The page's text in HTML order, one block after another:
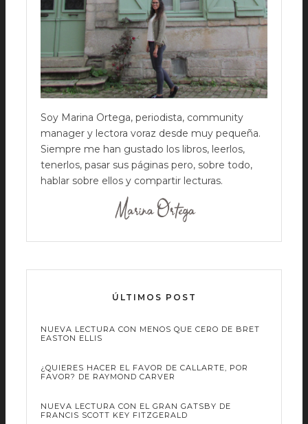
Soy Marina Ortega, periodista, community
manager y lectora voraz desde muy pequeña.
Siempre me han gustado los libros, leerlos,
tenerlos, pasar sus páginas pero, sobre todo,
hablar sobre ellos y compartir lecturas.
ÚLTIMOS POST
NUEVA LECTURA CON MENOS QUE CERO DE BRET
EASTON ELLIS
¿QUIERES HACER EL FAVOR DE CALLARTE, POR
FAVOR? DE RAYMOND CARVER
NUEVA LECTURA CON EL GRAN GATSBY DE
FRANCIS SCOTT KEY FITZGERALD